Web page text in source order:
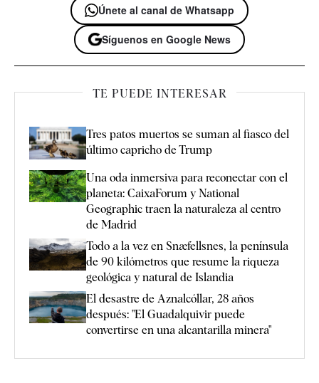
Únete al canal de Whatsapp
Síguenos en Google News
TE PUEDE INTERESAR
Tres patos muertos se suman al fiasco del
último capricho de Trump
Una oda inmersiva para reconectar con el
planeta: CaixaForum y National
Geographic traen la naturaleza al centro
de Madrid
Todo a la vez en Snæfellsnes, la península
de 90 kilómetros que resume la riqueza
geológica y natural de Islandia
El desastre de Aznalcóllar, 28 años
después: "El Guadalquivir puede
convertirse en una alcantarilla minera"